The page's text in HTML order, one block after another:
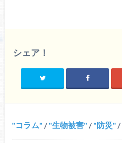
シェア！
コラム / 生物被害 / 防災 /